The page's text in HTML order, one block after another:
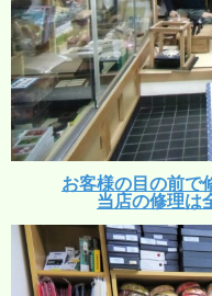
お客様の目の前で
当店の修理は